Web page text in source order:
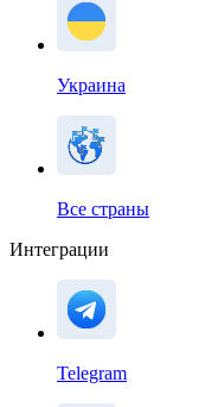
Украина
Все страны
Интеграции
Telegram